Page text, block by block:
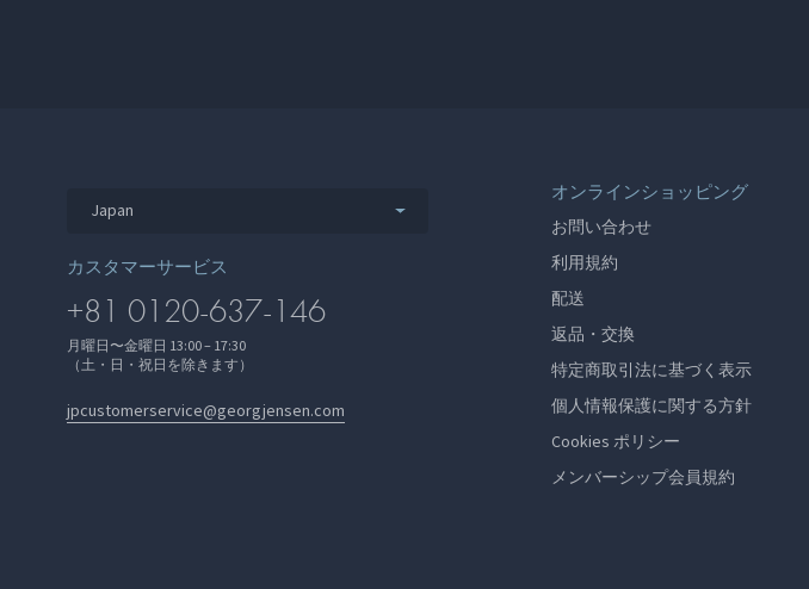
Japan
カスタマーサービス
+81 0120-637-146
月曜日〜金曜日 13:00 – 17:30
（土・日・祝日を除きます）
jpcustomerservice@georgjensen.com
オンラインショッピング
お問い合わせ
利用規約
配送
返品・交換
特定商取引法に基づく表示
個人情報保護に関する方針
Cookies ポリシー
メンバーシップ会員規約